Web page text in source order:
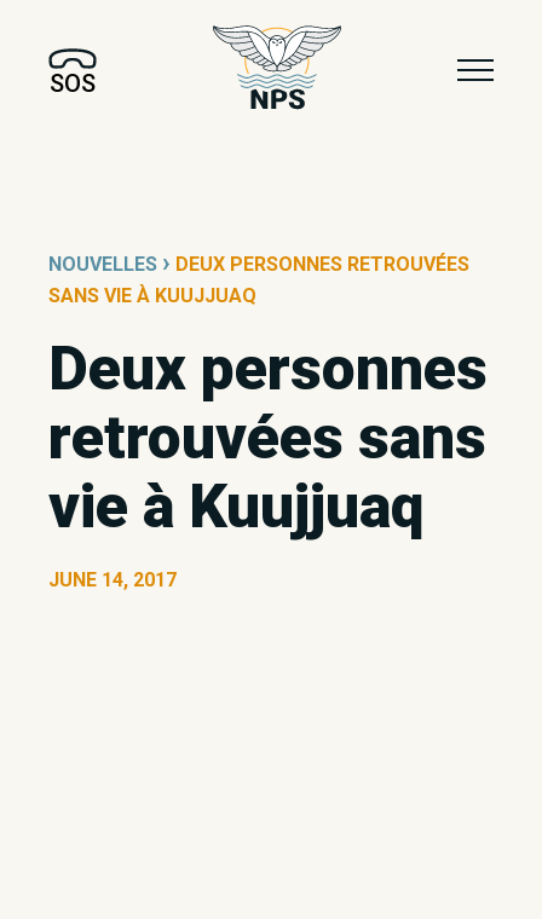
SOS
NOUVELLES › DEUX PERSONNES RETROUVÉES
SANS VIE À KUUJJUAQ
Deux personnes
retrouvées sans
vie à Kuujjuaq
JUNE 14, 2017